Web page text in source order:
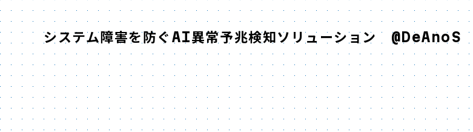
システム障害を防ぐAI異常予兆検知ソリューション @DeAnoS